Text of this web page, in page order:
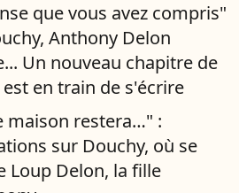
que vous avez compris"
Anthony Delon
Un nouveau chapitre de
est en train de s'écrire
maison restera…" :
sur Douchy, où se
Loup Delon, la fille